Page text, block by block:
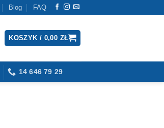
Blog FAQ
KOSZYK / 0,00 ZŁ
14 646 79 29